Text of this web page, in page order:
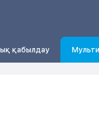
қабылдау